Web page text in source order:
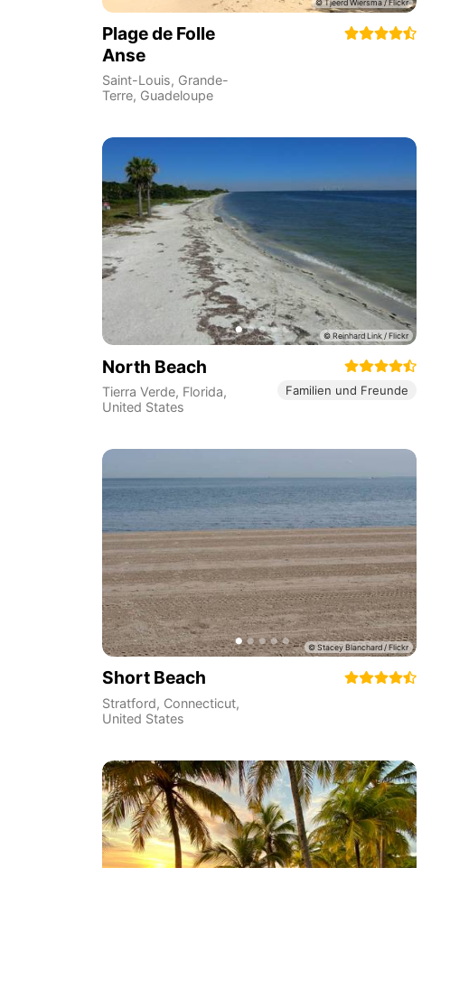
Plage de Folle
Anse
Saint-Louis, Grande-
Terre, Guadeloupe
North Beach
Tierra Verde, Florida,
United States
Familien und Freunde
Short Beach
Stratford, Connecticut,
United States